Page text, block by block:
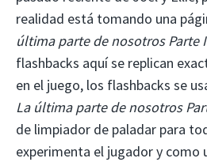
realidad está tomando una
última parte de nosotros Parte
flashbacks aquí se replican
en el juego, los flashbacks se
La última parte de nosotros
de limpiador de paladar para
experimenta el jugador y como